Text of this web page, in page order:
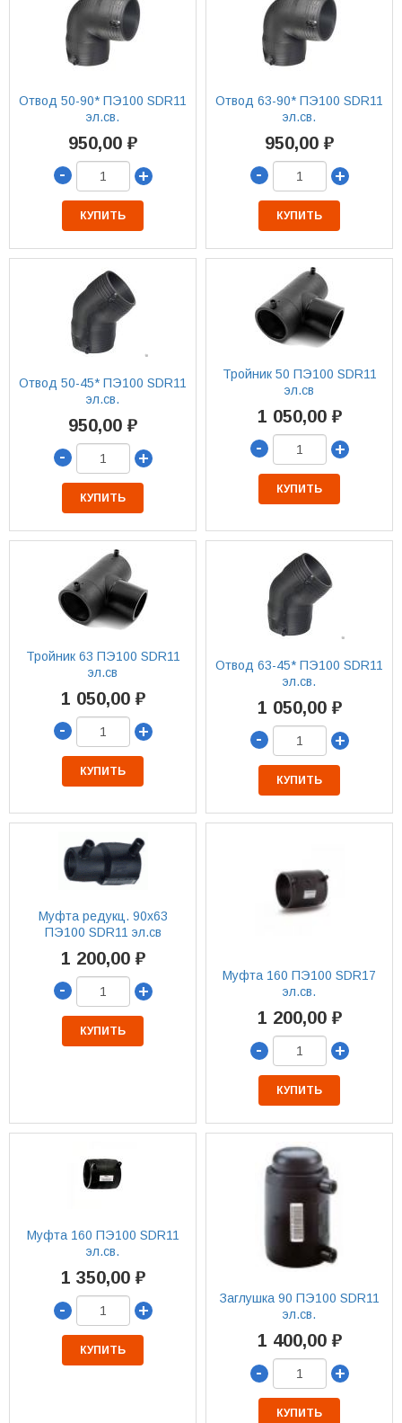
Отвод 50-90* ПЭ100 SDR11
эл.св.
950,00 ₽
-
+
КУПИТЬ
Отвод 63-90* ПЭ100 SDR11
эл.св.
950,00 ₽
-
+
КУПИТЬ
Отвод 50-45* ПЭ100 SDR11
эл.св.
950,00 ₽
-
+
КУПИТЬ
Тройник 50 ПЭ100 SDR11
эл.св
1 050,00 ₽
-
+
КУПИТЬ
Тройник 63 ПЭ100 SDR11
эл.св
1 050,00 ₽
-
+
КУПИТЬ
Отвод 63-45* ПЭ100 SDR11
эл.св.
1 050,00 ₽
-
+
КУПИТЬ
Муфта редукц. 90х63
ПЭ100 SDR11 эл.св
1 200,00 ₽
-
+
КУПИТЬ
Муфта 160 ПЭ100 SDR17
эл.св.
1 200,00 ₽
-
+
КУПИТЬ
Муфта 160 ПЭ100 SDR11
эл.св.
1 350,00 ₽
-
+
КУПИТЬ
Заглушка 90 ПЭ100 SDR11
эл.св.
1 400,00 ₽
-
+
КУПИТЬ